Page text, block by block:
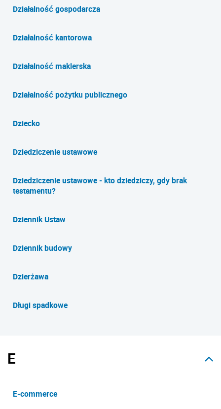
Działalność gospodarcza
Działalność kantorowa
Działalność maklerska
Działalność pożytku publicznego
Dziecko
Dziedziczenie ustawowe
Dziedziczenie ustawowe - kto dziedziczy, gdy brak
testamentu?
Dziennik Ustaw
Dziennik budowy
Dzierżawa
Długi spadkowe
E
E-commerce